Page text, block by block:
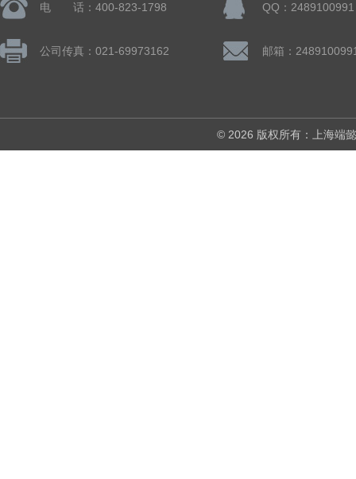
电 话：400-823-1798 QQ：2489100991
公司传真：021-69973162 邮箱：
© 2026 版权所有：上海端